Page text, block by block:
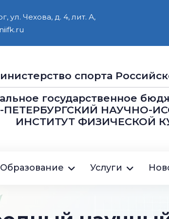
ул. Чехова, д. 4, лит. А,
cпорта
государственное
ПЕТЕРБУРГСКИЙ НАУЧНО-
ИНСТИТУТ ФИЗИЧЕСКОЙ
Образование Услуги